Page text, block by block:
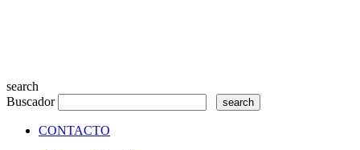
search
Buscador
CONTACTO